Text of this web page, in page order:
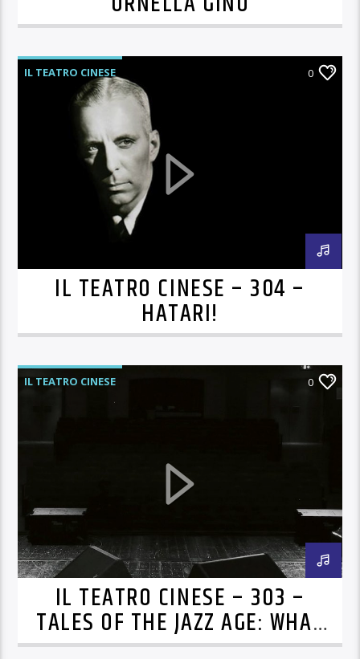
IL TEATRO CINESE 0
IL TEATRO CINESE – 304 –
HATARI!
IL TEATRO CINESE 0
IL TEATRO CINESE – 303 –
TALES OF THE JAZZ AGE: WHAT
JAZZ IS ALL ABOUT